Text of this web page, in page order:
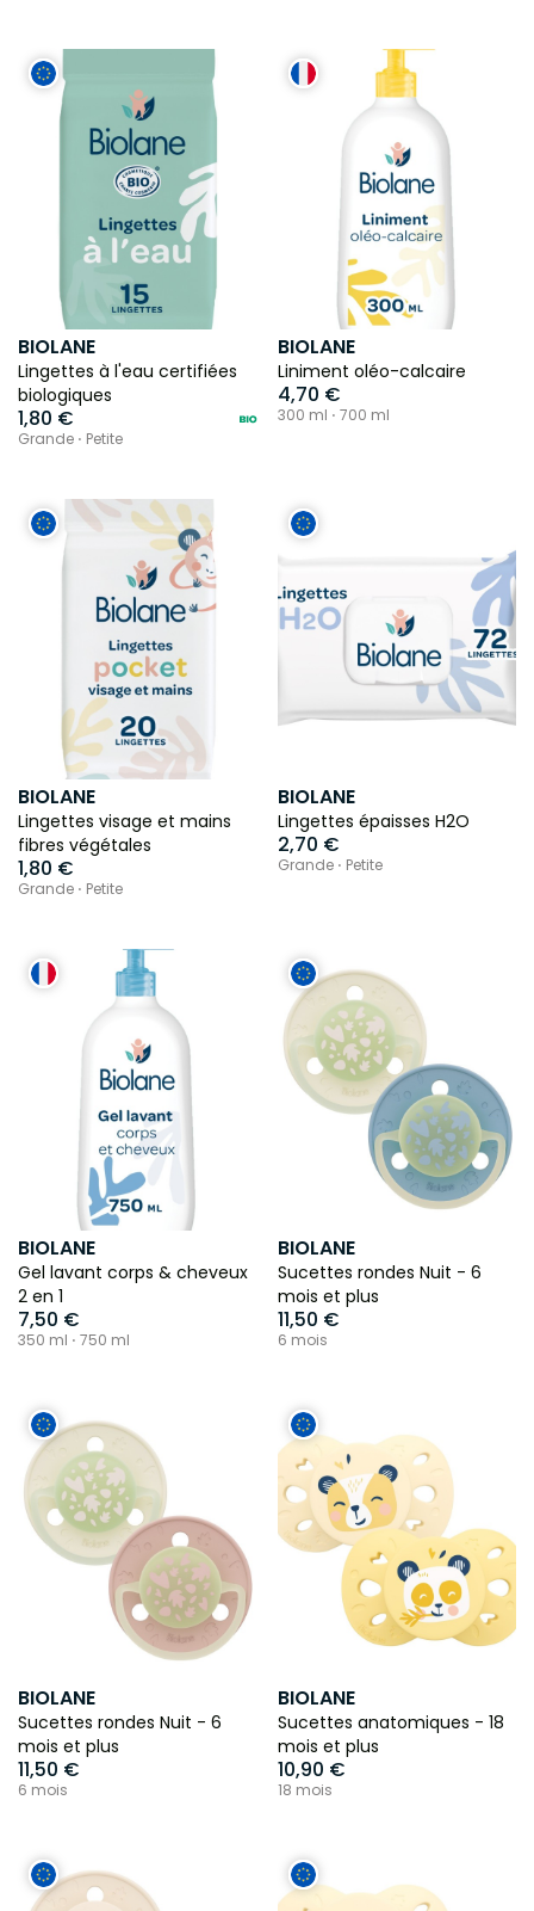
BIOLANE
Lingettes à l'eau certifiées
biologiques
1,80 €
Grande ⋅ Petite
BIOLANE
Liniment oléo-calcaire
4,70 €
300 ml ⋅ 700 ml
BIOLANE
Lingettes visage et mains
fibres végétales
1,80 €
Grande ⋅ Petite
BIOLANE
Lingettes épaisses H2O
2,70 €
Grande ⋅ Petite
BIOLANE
Gel lavant corps & cheveux
2 en 1
7,50 €
350 ml ⋅ 750 ml
BIOLANE
Sucettes rondes Nuit - 6
mois et plus
11,50 €
6 mois
BIOLANE
Sucettes rondes Nuit - 6
mois et plus
11,50 €
6 mois
BIOLANE
Sucettes anatomiques - 18
mois et plus
10,90 €
18 mois